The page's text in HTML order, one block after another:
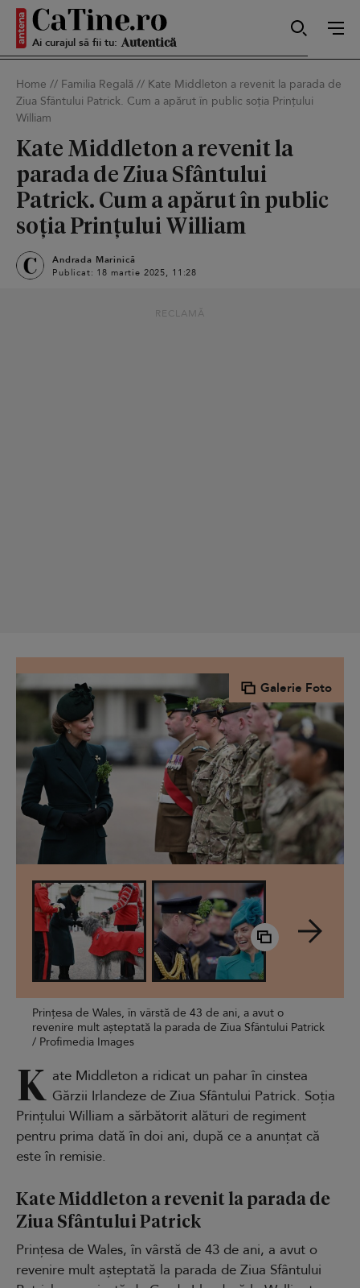
Ai curajul să fii tu: Sexy
Sensibilă
Home // Familia Regală // Kate Middleton a revenit la parada de
Ziua Sfântului Patrick. Cum a apărut în public soția Prințului
William
Kate Middleton a revenit la
parada de Ziua Sfântului
Patrick. Cum a apărut în public
soția Prințului William
Andrada Marinică
Publicat: 18 martie 2025, 11:28
RECLAMĂ
Galerie Foto
Prințesa de Wales, în vârstă de 43 de ani, a avut o
revenire mult așteptată la parada de Ziua Sfântului Patrick
/ Profimedia Images
K ate Middleton a ridicat un pahar în cinstea
Gărzii Irlandeze de Ziua Sfântului Patrick. Soția
Prințului William a sărbătorit alături de regiment
pentru prima dată în doi ani, după ce a anunțat că
este în remisie.
Kate Middleton a revenit la parada de
Ziua Sfântului Patrick
Prințesa de Wales, în vârstă de 43 de ani, a avut o
revenire mult așteptată la parada de Ziua Sfântului